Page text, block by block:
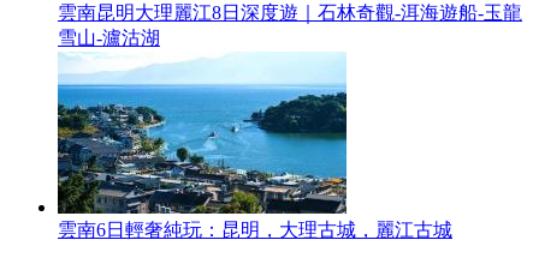
雲南昆明大理麗江8日深度遊｜石林奇觀-洱海遊船-玉龍
雪山-瀘沽湖
雲南6日輕奢純玩：昆明，大理古城，麗江古城